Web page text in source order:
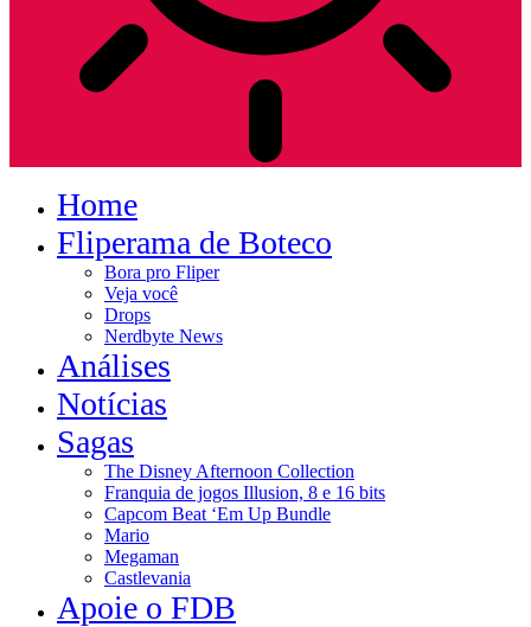
Home
Fliperama de Boteco
Bora pro Fliper
Veja você
Drops
Nerdbyte News
Análises
Notícias
Sagas
The Disney Afternoon Collection
Franquia de jogos Illusion, 8 e 16 bits
Capcom Beat ‘Em Up Bundle
Mario
Megaman
Castlevania
Apoie o FDB